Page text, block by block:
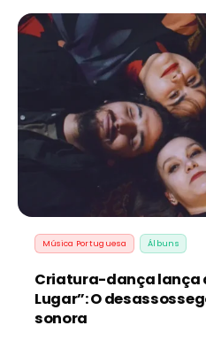
Música Portuguesa Álbuns
Criatura-dança lança
Lugar”: O
sonora